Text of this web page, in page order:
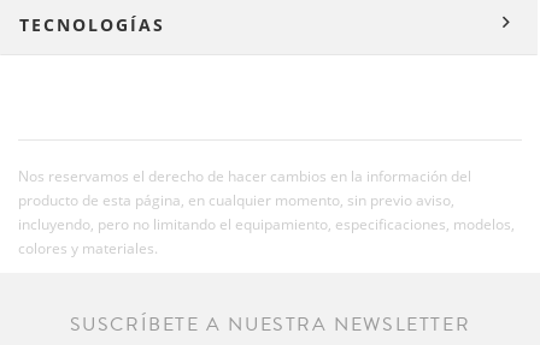
TECNOLOGÍAS
Nos reservamos el derecho de hacer cambios en la información del
producto de esta página, en cualquier momento, sin previo aviso,
incluyendo, pero no limitando el equipamiento, especificaciones, modelos,
colores y materiales.
SUSCRÍBETE A NUESTRA NEWSLETTER